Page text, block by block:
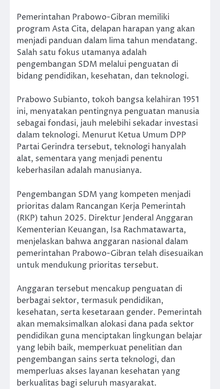
Pemerintahan Prabowo-Gibran memiliki
program Asta Cita, delapan harapan yang akan
menjadi panduan dalam lima tahun mendatang.
Salah satu fokus utamanya adalah
pengembangan SDM melalui penguatan di
bidang pendidikan, kesehatan, dan teknologi.
Prabowo Subianto, tokoh bangsa kelahiran 1951
ini, menyatakan pentingnya penguatan manusia
sebagai fondasi, jauh melebihi sekadar investasi
dalam teknologi. Menurut Ketua Umum DPP
Partai Gerindra tersebut, teknologi hanyalah
alat, sementara yang menjadi penentu
keberhasilan adalah manusianya.
Pengembangan SDM yang kompeten menjadi
prioritas dalam Rancangan Kerja Pemerintah
(RKP) tahun 2025. Direktur Jenderal Anggaran
Kementerian Keuangan, Isa Rachmatawarta,
menjelaskan bahwa anggaran nasional dalam
pemerintahan Prabowo-Gibran telah disesuaikan
untuk mendukung prioritas tersebut.
Anggaran tersebut mencakup penguatan di
berbagai sektor, termasuk pendidikan,
kesehatan, serta kesetaraan gender. Pemerintah
akan memaksimalkan alokasi dana pada sektor
pendidikan guna menciptakan lingkungan belajar
yang lebih baik, memperkuat penelitian dan
pengembangan sains serta teknologi, dan
memperluas akses layanan kesehatan yang
berkualitas bagi seluruh masyarakat.